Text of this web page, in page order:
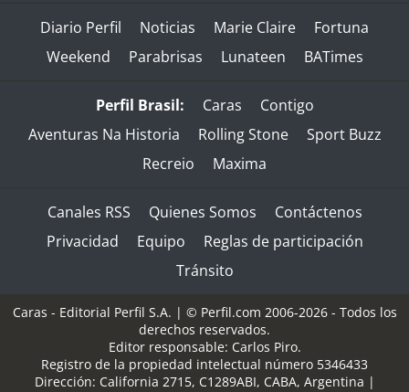
Diario Perfil Noticias Marie Claire
Fortuna
Weekend
Parabrisas Lunateen BATimes
Perfil Brasil: Caras
Contigo
Aventuras Na Historia
Rolling Stone
Sport Buzz
Recreio
Maxima
Canales RSS Quienes Somos
Contáctenos
Privacidad
Equipo
Reglas de participación
Tránsito
Caras - Editorial Perfil S.A. | © Perfil.com 2006-2026 - Todos los
derechos reservados.
Editor responsable: Carlos Piro.
Registro de la propiedad intelectual número 5346433
Dirección: California 2715, C1289ABI, CABA, Argentina |